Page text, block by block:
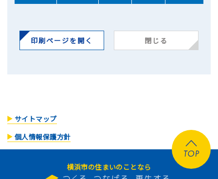
印刷ページを開く 閉じる
サイトマップ
個人情報保護方針
横浜市の住まいのことなら